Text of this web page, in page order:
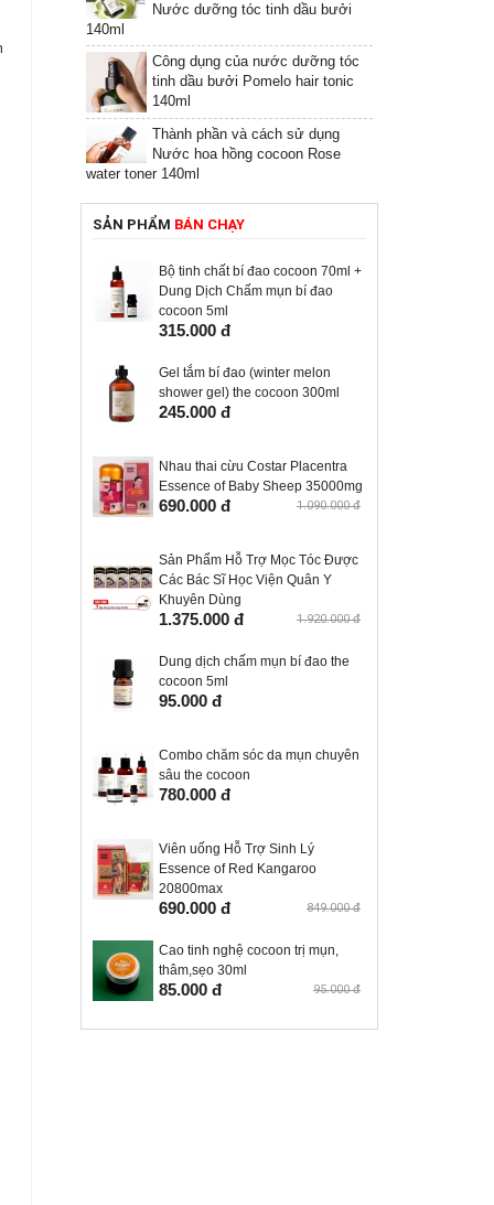
Nước dưỡng tóc tinh dầu bưởi
140ml
Công dụng của nước dưỡng tóc
tinh dầu bưởi Pomelo hair tonic
140ml
Thành phần và cách sử dụng
Nước hoa hồng cocoon Rose
water toner 140ml
SẢN PHẨM BÁN CHẠY
Bộ tinh chất bí đao cocoon 70ml +
Dung Dịch Chấm mụn bí đao
cocoon 5ml
315.000 đ
Gel tắm bí đao (winter melon
shower gel) the cocoon 300ml
245.000 đ
Nhau thai cừu Costar Placentra
Essence of Baby Sheep 35000mg
690.000 đ 1.090.000 đ
Sản Phẩm Hỗ Trợ Mọc Tóc Được
Các Bác Sĩ Học Viện Quân Y
Khuyên Dùng
1.375.000 đ 1.920.000 đ
Dung dịch chấm mụn bí đao the
cocoon 5ml
95.000 đ
Combo chăm sóc da mụn chuyên
sâu the cocoon
780.000 đ
Viên uống Hỗ Trợ Sinh Lý
Essence of Red Kangaroo
20800max
690.000 đ 849.000 đ
Cao tinh nghệ cocoon trị mụn,
thâm,sẹo 30ml
85.000 đ 95.000 đ